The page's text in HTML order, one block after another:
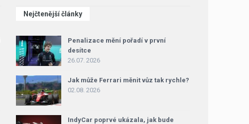
Nejčtenější články
Penalizace mění pořadí v první
desítce
26.07. 2026
Jak může Ferrari měnit vůz tak rychle?
02.08. 2026
IndyCar poprvé ukázala, jak bude